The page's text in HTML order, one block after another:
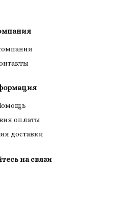
оплаты
доставки
на связи